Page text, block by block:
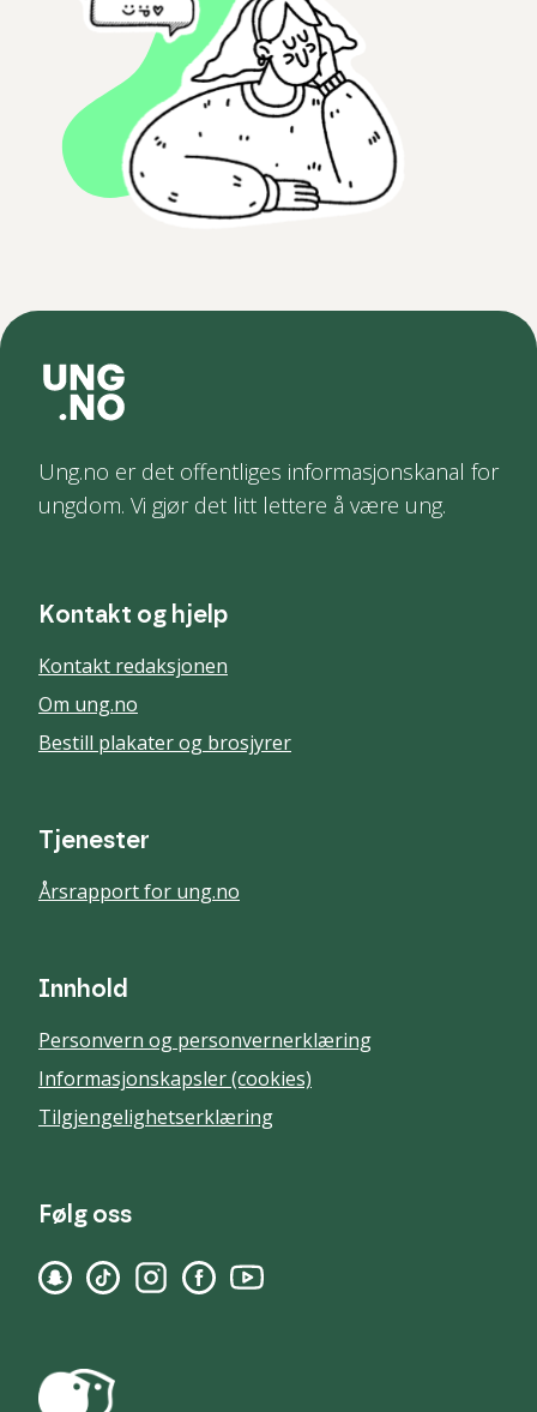
Ung.no er det offentliges informasjonskanal for
ungdom. Vi gjør det litt lettere å være ung.
Kontakt og hjelp
Kontakt redaksjonen
Om ung.no
Bestill plakater og brosjyrer
Tjenester
Årsrapport for ung.no
Innhold
Personvern og personvernerklæring
Informasjonskapsler (cookies)
Tilgjengelighetserklæring
Følg oss